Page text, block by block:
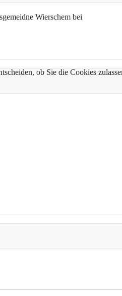
Wierschem bei
ob Sie die Cookies